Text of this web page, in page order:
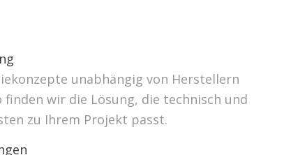
unabhängig von Herstellern
finden wir die Lösung, die technisch und
zu Ihrem Projekt passt.